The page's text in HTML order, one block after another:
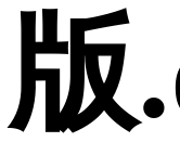
版